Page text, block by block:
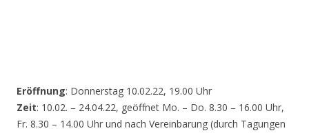
Eröffnung: Donnerstag 10.02.22, 19.00 Uhr
Zeit: 10.02. – 24.04.22, geöffnet Mo. – Do. 8.30 – 16.00 Uhr,
Fr. 8.30 – 14.00 Uhr und nach Vereinbarung (durch Tagungen